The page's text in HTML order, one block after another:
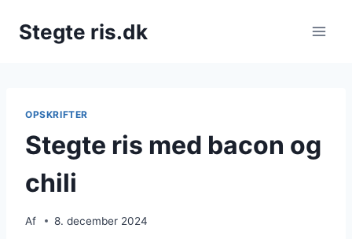
Stegte ris.dk
OPSKRIFTER
Stegte ris med bacon og
chili
Af 8. december 2024